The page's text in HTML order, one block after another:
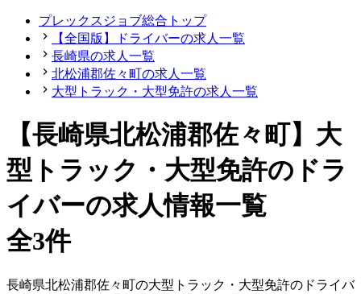
プレックスジョブ総合トップ
【全国版】ドライバーの求人一覧
長崎県の求人一覧
北松浦郡佐々町の求人一覧
大型トラック・大型免許の求人一覧
【長崎県北松浦郡佐々町】大
型トラック・大型免許のドラ
イバーの求人情報一覧
全3件
長崎県北松浦郡佐々町の大型トラック・大型免許の ドライバ